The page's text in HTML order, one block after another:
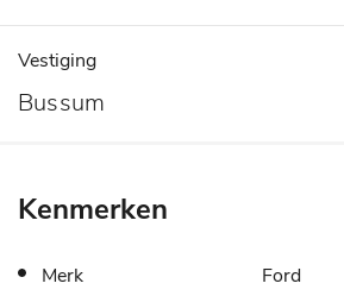
Vestiging
Bussum
Kenmerken
Merk
Ford